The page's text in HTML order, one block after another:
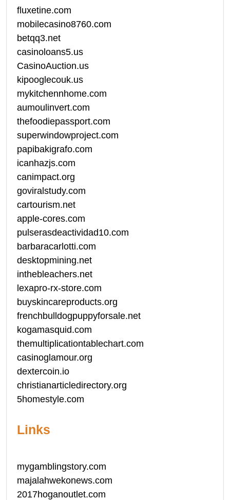
fluxetine.com
mobilecasino8760.com
betqq3.net
casinoloans5.us
CasinoAuction.us
kipooglecouk.us
mykitchennhome.com
aumoulinvert.com
thefoodiepassport.com
superwindowproject.com
papibakigrafo.com
icanhazjs.com
canimpact.org
goviralstudy.com
cartourism.net
apple-cores.com
pulserasdeactividad10.com
barbaracarlotti.com
desktopmining.net
inthebleachers.net
lexapro-rx-store.com
buyskincareproducts.org
frenchbulldogpuppyforsale.net
kogamasquid.com
themultiplicationtablechart.com
casinoglamour.org
dextercoin.io
christianarticledirectory.org
5homestyle.com
Links
mygamblingstory.com
majalahwekonews.com
2017hoganoutlet.com